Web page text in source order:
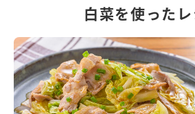
白菜を使ったレ